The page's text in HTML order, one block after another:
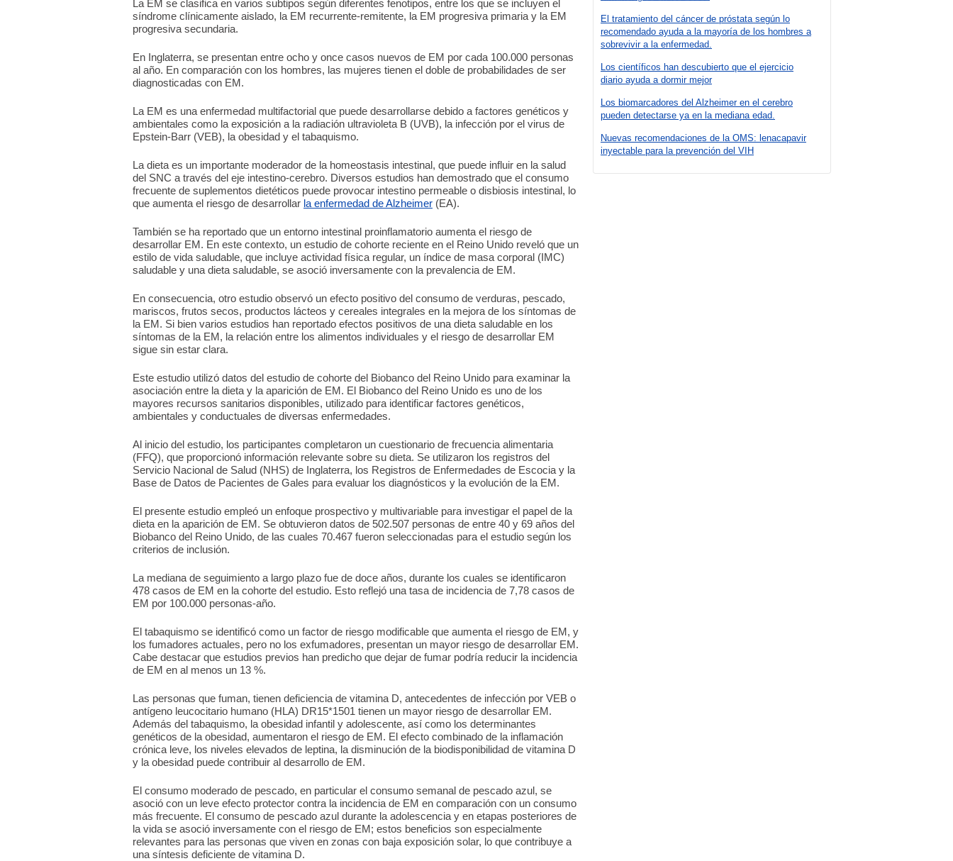
El tratamiento del cáncer de próstata según lo
recomendado ayuda a la mayoría de los hombres a
sobrevivir a la enfermedad.
Los científicos han descubierto que el ejercicio
diario ayuda a dormir mejor
Los biomarcadores del Alzheimer en el cerebro
pueden detectarse ya en la mediana edad.
Nuevas recomendaciones de la OMS: lenacapavir
inyectable para la prevención del VIH
La EM se clasifica en varios subtipos según diferentes fenotipos, entre los que se incluyen el
síndrome clínicamente aislado, la EM recurrente-remitente, la EM progresiva primaria y la EM
progresiva secundaria.
En Inglaterra, se presentan entre ocho y once casos nuevos de EM por cada 100.000 personas
al año. En comparación con los hombres, las mujeres tienen el doble de probabilidades de ser
diagnosticadas con EM.
La EM es una enfermedad multifactorial que puede desarrollarse debido a factores genéticos y
ambientales como la exposición a la radiación ultravioleta B (UVB), la infección por el virus de
Epstein-Barr (VEB), la obesidad y el tabaquismo.
La dieta es un importante moderador de la homeostasis intestinal, que puede influir en la salud
del SNC a través del eje intestino-cerebro. Diversos estudios han demostrado que el consumo
frecuente de suplementos dietéticos puede provocar intestino permeable o disbiosis intestinal, lo
que aumenta el riesgo de desarrollar la enfermedad de Alzheimer (EA).
También se ha reportado que un entorno intestinal proinflamatorio aumenta el riesgo de
desarrollar EM. En este contexto, un estudio de cohorte reciente en el Reino Unido reveló que un
estilo de vida saludable, que incluye actividad física regular, un índice de masa corporal (IMC)
saludable y una dieta saludable, se asoció inversamente con la prevalencia de EM.
En consecuencia, otro estudio observó un efecto positivo del consumo de verduras, pescado,
mariscos, frutos secos, productos lácteos y cereales integrales en la mejora de los síntomas de
la EM. Si bien varios estudios han reportado efectos positivos de una dieta saludable en los
síntomas de la EM, la relación entre los alimentos individuales y el riesgo de desarrollar EM
sigue sin estar clara.
Este estudio utilizó datos del estudio de cohorte del Biobanco del Reino Unido para examinar la
asociación entre la dieta y la aparición de EM. El Biobanco del Reino Unido es uno de los
mayores recursos sanitarios disponibles, utilizado para identificar factores genéticos,
ambientales y conductuales de diversas enfermedades.
Al inicio del estudio, los participantes completaron un cuestionario de frecuencia alimentaria
(FFQ), que proporcionó información relevante sobre su dieta. Se utilizaron los registros del
Servicio Nacional de Salud (NHS) de Inglaterra, los Registros de Enfermedades de Escocia y la
Base de Datos de Pacientes de Gales para evaluar los diagnósticos y la evolución de la EM.
El presente estudio empleó un enfoque prospectivo y multivariable para investigar el papel de la
dieta en la aparición de EM. Se obtuvieron datos de 502.507 personas de entre 40 y 69 años del
Biobanco del Reino Unido, de las cuales 70.467 fueron seleccionadas para el estudio según los
criterios de inclusión.
La mediana de seguimiento a largo plazo fue de doce años, durante los cuales se identificaron
478 casos de EM en la cohorte del estudio. Esto reflejó una tasa de incidencia de 7,78 casos de
EM por 100.000 personas-año.
El tabaquismo se identificó como un factor de riesgo modificable que aumenta el riesgo de EM, y
los fumadores actuales, pero no los exfumadores, presentan un mayor riesgo de desarrollar EM.
Cabe destacar que estudios previos han predicho que dejar de fumar podría reducir la incidencia
de EM en al menos un 13 %.
Las personas que fuman, tienen deficiencia de vitamina D, antecedentes de infección por VEB o
antígeno leucocitario humano (HLA) DR15*1501 tienen un mayor riesgo de desarrollar EM.
Además del tabaquismo, la obesidad infantil y adolescente, así como los determinantes
genéticos de la obesidad, aumentaron el riesgo de EM. El efecto combinado de la inflamación
crónica leve, los niveles elevados de leptina, la disminución de la biodisponibilidad de vitamina D
y la obesidad puede contribuir al desarrollo de EM.
El consumo moderado de pescado, en particular el consumo semanal de pescado azul, se
asoció con un leve efecto protector contra la incidencia de EM en comparación con un consumo
más frecuente. El consumo de pescado azul durante la adolescencia y en etapas posteriores de
la vida se asoció inversamente con el riesgo de EM; estos beneficios son especialmente
relevantes para las personas que viven en zonas con baja exposición solar, lo que contribuye a
una síntesis deficiente de vitamina D.